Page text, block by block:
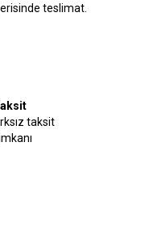
teslimat.
taksit